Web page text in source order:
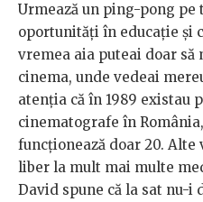
Urmează un ping-pong pe
oportunități în educație și
vremea aia puteai doar să
cinema, unde vedeai
atenția că în 1989 existau
cinematografe în
funcționează doar 20. Alte
liber la mult mai multe
David spune că la sat nu-i